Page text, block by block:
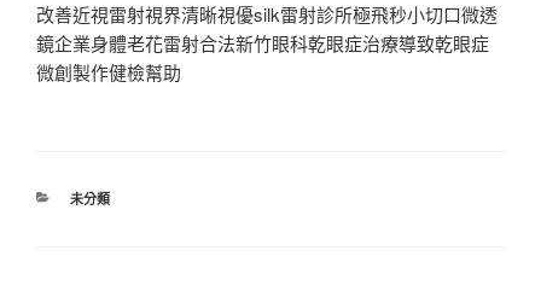
改善近視雷射視界清晰視優silk雷射診所極飛秒小切口微透
鏡企業身體老花雷射合法新竹眼科乾眼症治療導致乾眼症
微創製作健檢幫助
分
未分類